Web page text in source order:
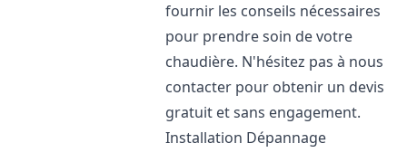
fournir les conseils nécessaires
pour prendre soin de votre
chaudière. N'hésitez pas à nous
contacter pour obtenir un devis
gratuit et sans engagement.
Installation Dépannage